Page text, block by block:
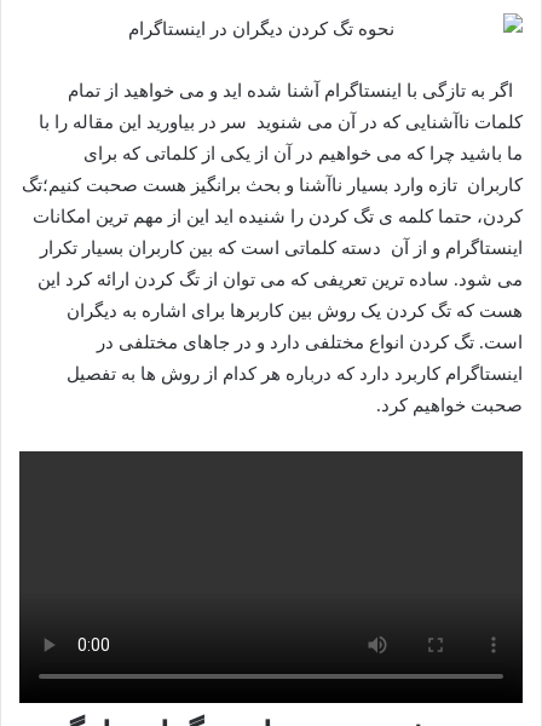
اگر به تازگی با اینستاگرام آشنا شده اید و می خواهید از تمام
کلمات ناآشنایی که در آن می شنوید سر در بیاورید این مقاله را با
ما باشید چرا که می خواهیم در آن از یکی از کلماتی که برای
کاربران تازه وارد بسیار ناآشنا و بحث برانگیز هست صحبت کنیم؛تگ
کردن، حتما کلمه ی تگ کردن را شنیده اید این از مهم ترین امکانات
اینستاگرام و از آن دسته کلماتی است که بین کاربران بسیار تکرار
می شود. ساده ترین تعریفی که می توان از تگ کردن ارائه کرد این
هست که تگ کردن یک روش بین کاربرها برای اشاره به دیگران
است. تگ کردن انواع مختلفی دارد و در جاهای مختلفی در
اینستاگرام کاربرد دارد که درباره هر کدام از روش ها به تفصیل
صحبت خواهیم کرد.